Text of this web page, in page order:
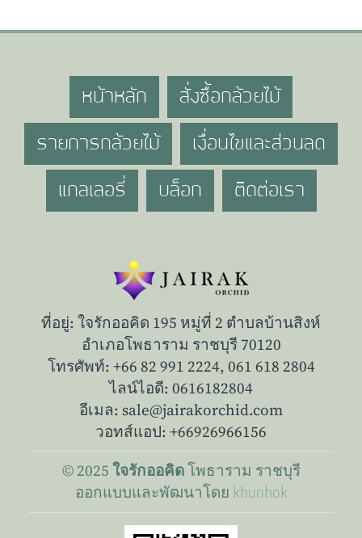
หน้าหลัก สั่งซื้อกล้วยไม้
รายการกล้วยไม้ เงื่อนไขและส่วนลด
แกลเลอรี่ บล็อก ติดต่อเรา
ที่อยู่: ใจรักออคิด 195 หมู่ที่ 2 ตำบลบ้านสิงห์
อำเภอโพธาราม ราชบุรี 70120
โทรศัพท์: +66 82 991 2224, 061 618 2804
ไลน์ไอดี: 0616182804
อีเมล: sale@jairakorchid.com
วอทส์แอป: +66926966156
© 2025 ใจรักออคิด โพธาราม ราชบุรี
ออกแบบและพัฒนาโดย khunhok